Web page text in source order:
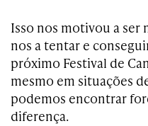
Isso nos motivou a ser
nos a tentar e
próximo Festival de
mesmo em situações
podemos encontrar
diferença.